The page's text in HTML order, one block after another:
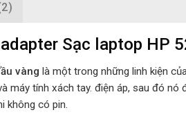
Sạc laptop HP
vàng là một trong những linh kiện
máy tính xách tay. điện áp, sau đó
không có pin.